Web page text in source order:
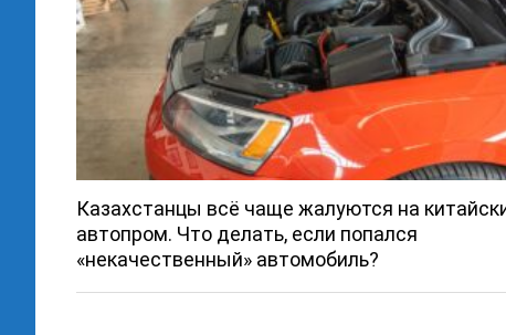
Казахстанцы всё чаще жалуются на
автопром. Что делать, если попался
«некачественный» автомобиль?